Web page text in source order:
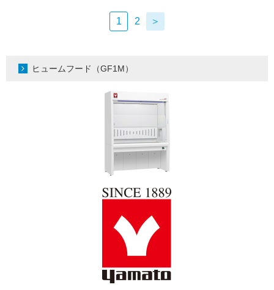
1 2 ＞
ヒュームフード（GF1M）